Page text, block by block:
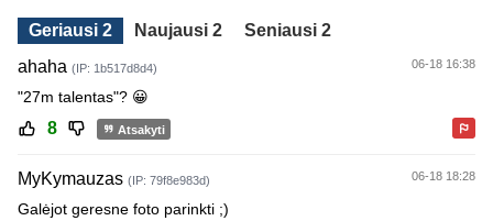
Geriausi 2 Naujausi 2
Seniausi 2
ahaha (IP: 1b517d8d4) 06-18 16:38
"27m talentas"? 😀
8 Atsakyti
MyKymauzas (IP: 79f8e983d) 06-18 18:28
Galėjot geresne foto parinkti ;)